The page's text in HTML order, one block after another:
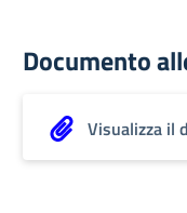
Documento
Visualizza il